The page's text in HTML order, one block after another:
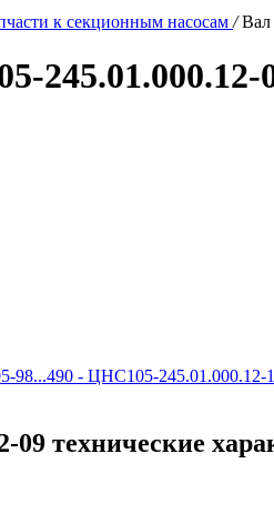
к секционным насосам / Вал
245.01.000.12-
98...490 - ЦНС105-245.01.000.12-
технические